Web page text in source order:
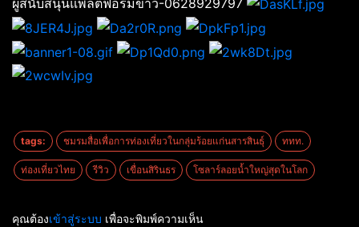
tags: ชมรมสื่อเพื่อการท่องเที่ยวในกลุ่มร้อยแก่นสารสินธุ์ ททท.
ท่องเที่ยวไทย รีวิว เขื่อนสิรินธร โซลาร์ลอยน้ำใหญ่สุดในโลก
คุณต้องเข้าสู่ระบบ เพื่อจะพิมพ์ความเห็น